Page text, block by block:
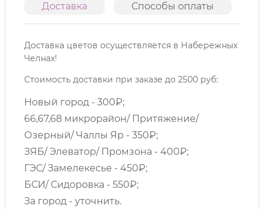
Доставка Способы оплаты
Доставка цветов осуществляется в Набережных
Челнах!
Стоимость доставки при заказе до 2500 руб:
Новый город - 300₽;
66,67,68 микрорайон/ Притяжение/
Озерный/ Чаллы Яр - 350₽;
ЗЯБ/ Элеватор/ Промзона - 400₽;
ГЭС/ Замелекесье - 450₽;
БСИ/ Сидоровка - 550₽;
За город - уточнить.